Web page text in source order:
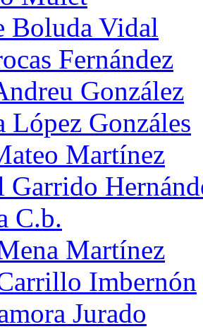
Boluda Vidal
Fernández
González
López Gonzáles
Martínez
Garrido
C.b.
Martínez
Imbernón
Jurado